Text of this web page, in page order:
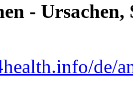
-
de/